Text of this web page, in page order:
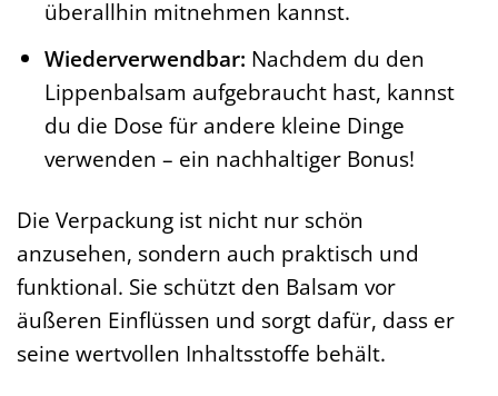
überallhin mitnehmen kannst.
Wiederverwendbar: Nachdem du den
Lippenbalsam aufgebraucht hast, kannst
du die Dose für andere kleine Dinge
verwenden – ein nachhaltiger Bonus!
Die Verpackung ist nicht nur schön
anzusehen, sondern auch praktisch und
funktional. Sie schützt den Balsam vor
äußeren Einflüssen und sorgt dafür, dass er
seine wertvollen Inhaltsstoffe behält.